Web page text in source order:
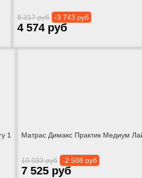
8 317 руб -3 743 руб
4 574 руб
1 Матрас Димакс Практик Медиум
10 033 руб -2 508 руб
7 525 руб